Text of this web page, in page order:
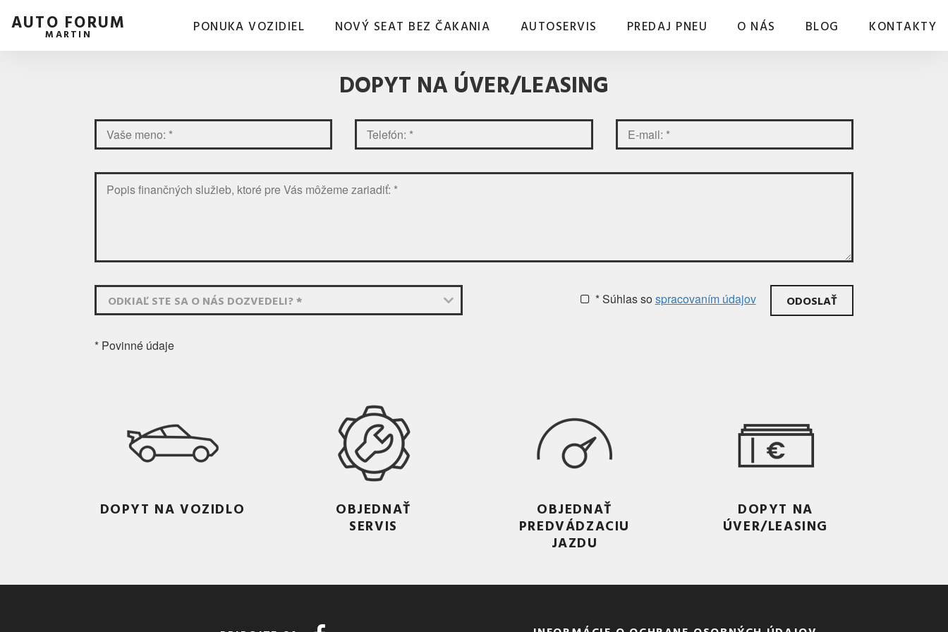
AUTO FORUM
MARTIN PONUKA VOZIDIEL NOVÝ SEAT BEZ ČAKANIA AUTOSERVIS PREDAJ PNEU O NÁS BLOG KONTAKTY
DOPYT NA ÚVER/LEASING
ODKIAĽ STE SA O NÁS DOZVEDELI? * * Súhlasso spracovaním údajov
* Povinné údaje
DOPYT NA VOZIDLO
OBJEDNAŤ
SERVIS
OBJEDNAŤ
PREDVÁDZACIU
JAZDU
DOPYT NA
ÚVER/LEASING